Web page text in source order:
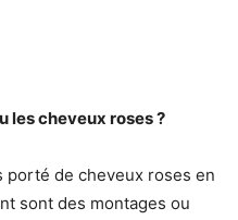
les cheveux roses ?
porté de cheveux roses en
sont des montages ou